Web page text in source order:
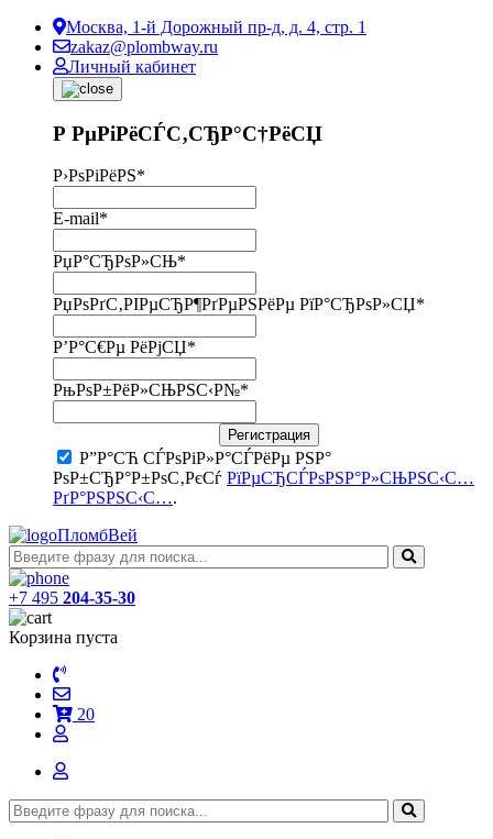
Москва, 1-й Дорожный пр-д, д. 4, стр. 1
zakaz@plombway.ru
Личный кабинет
Р РµРіРёСЃС‚СЂР°С†РёСЏ
Р›РѕРіРёРЅ*
E-mail*
РџР°СЂРѕР»СЊ*
РџРѕРґС‚РІРµСЂР¶РґРµРЅРёРµ РїР°СЂРѕР»СЏ*
Р’Р°С€Рµ РёРјСЏ*
РњРѕР±РёР»СЊРЅС‹Р№*
Регистрация
Р”Р°СЋ СЃРѕРіР»Р°СЃРёРµ РЅР°
РѕР±СЂР°Р±РѕС‚РєСѓ РїРµСЂСЃРѕРЅР°Р»СЊРЅС‹С…
РґР°РЅРЅС‹С….
ПломбВей
+7 495 204-35-30
Корзина пуста
20